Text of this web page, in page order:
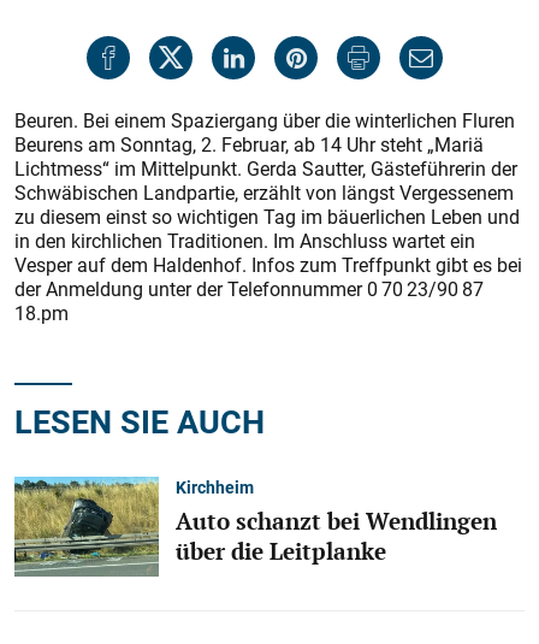
Beuren. Bei einem Spaziergang über die winterlichen Fluren
Beu­rens am Sonntag, 2. Februar, ab 14 Uhr steht „Mariä
Lichtmess“ im Mittelpunkt. Gerda Sautter, Gästeführerin der
Schwäbischen Landpartie, erzählt von längst Vergessenem
zu diesem einst so wichtigen Tag im bäuerlichen Leben und
in den kirchlichen Traditionen. Im Anschluss wartet ein
Vesper auf dem Haldenhof. Infos zum Treffpunkt gibt es bei
der Anmeldung unter der Telefonnummer 0 70 23/90 87
18.pm
LESEN SIE AUCH
Kirchheim
Auto schanzt bei Wendlingen
über die Leitplanke